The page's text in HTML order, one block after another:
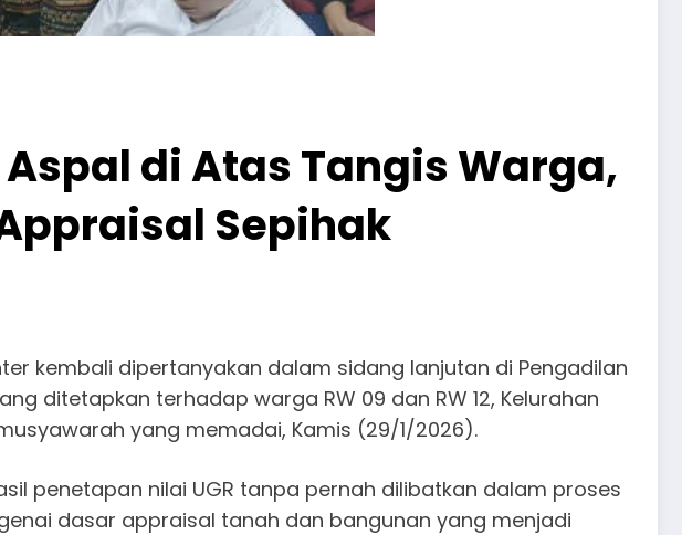
di Atas Tangis Warga,
Sepihak
kembali dipertanyakan dalam sidang lanjutan di Pengadilan
ditetapkan terhadap warga RW 09 dan RW 12, Kelurahan
yang memadai, Kamis (29/1/2026).
penetapan nilai UGR tanpa pernah dilibatkan dalam proses
dasar appraisal tanah dan bangunan yang menjadi